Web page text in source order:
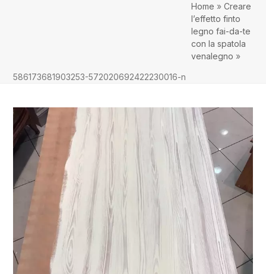
Home »Creare
l’effetto finto
legno fai-da-te
con la spatola
venalegno »
586173681903253-572020692422230016-n